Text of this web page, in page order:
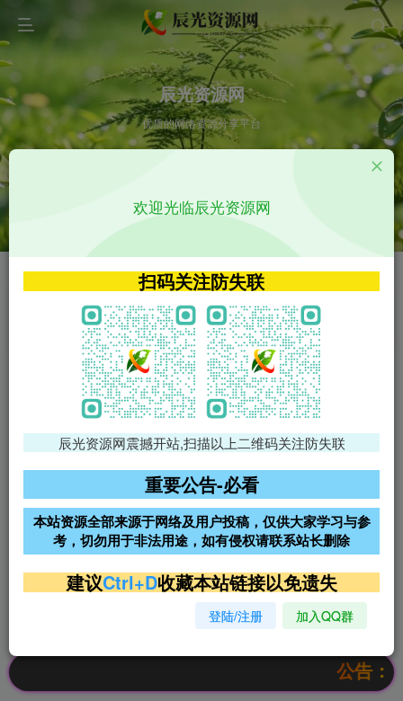
辰光资源网
优质的网络资源分享平台
VIP特权介绍 APP源码
VIP特权介绍
火
VIP特权介绍
影视源码
影视源码
免费领支付宝红包
腾讯轻量4核4G3M服务器38元/
阿里云2核2G200M服务器68元/
年
雨云高防免备案服务器
超低价文字广告位招租 超低价文字广告位招租
超低价文字广告位招租
公告：欢
欢迎光临辰光资源网
扫码关注防失联
辰光资源网震撼开站,扫描以上二维码关注防失联
重要公告-必看
本站资源全部来源于网络及用户投稿，仅供大家学习与参
考，切勿用于非法用途，如有侵权请联系站长删除
建议Ctrl+D收藏本站链接以免遗失
登陆/注册 加入QQ群